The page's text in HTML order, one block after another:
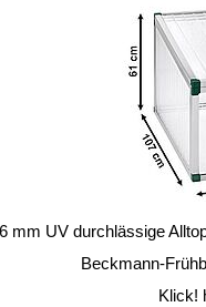
mm UV durchlässige
Beckmann-
Klick!